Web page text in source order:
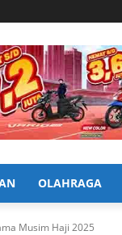
OLAHRAGA
Musim Haji 2025